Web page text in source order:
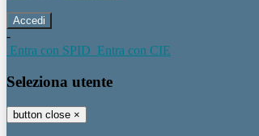
-
Entra con SPID Entra con CIE
Seleziona utente
button close ×